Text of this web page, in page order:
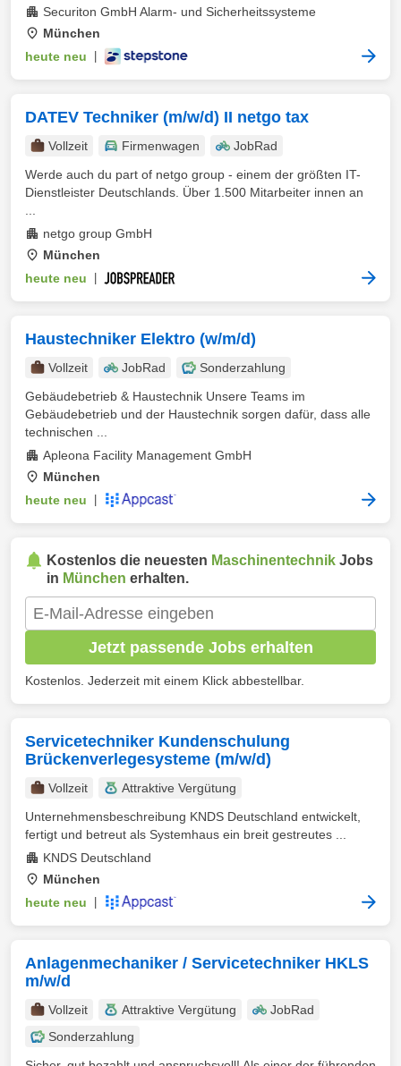
Securiton GmbH Alarm- und Sicherheitssysteme
München
heute neu
DATEV Techniker (m/w/d) II netgo tax
Vollzeit Firmenwagen
JobRad
Werde auch du part of netgo group - einem der größten IT-
Dienstleister Deutschlands. Über 1.500 Mitarbeiter innen an
netgo group GmbH
München
heute neu
Haustechniker Elektro (w/m/d)
Vollzeit JobRad
Sonderzahlung
Gebäudebetrieb & Haustechnik Unsere Teams im
Gebäudebetrieb und der Haustechnik sorgen dafür, dass alle
technischen ...
Apleona Facility Management GmbH
München
heute neu
Kostenlos die neuesten Maschinentechnik Jobs
in München erhalten.
Jetzt passende Jobs erhalten
Kostenlos. Jederzeit mit einem Klick abbestellbar.
Servicetechniker Kundenschulung
Brückenverlegesysteme (m/w/d)
Vollzeit
Attraktive Vergütung
Unternehmensbeschreibung KNDS Deutschland entwickelt,
fertigt und betreut als Systemhaus ein breit gestreutes ...
KNDS Deutschland
München
heute neu
Anlagenmechaniker / Servicetechniker HKLS
m/w/d
Vollzeit Attraktive Vergütung
JobRad
Sonderzahlung